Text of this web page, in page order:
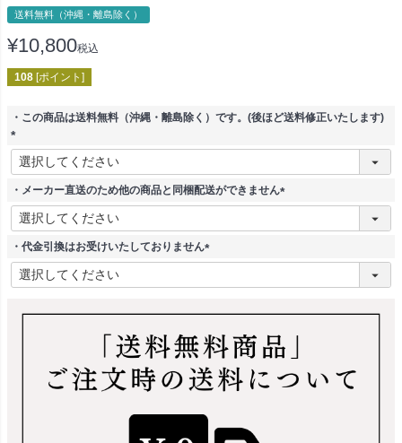
送料無料（沖縄・離島除く）
¥10,800税込
108 [ポイント]
・この商品は送料無料（沖縄・離島除く）です。(後ほど送料修正いたします)
(
必
須・メーカー直送のため他の商品と同梱配送ができません
(
・代金引換はお受けいたしておりません
(
)